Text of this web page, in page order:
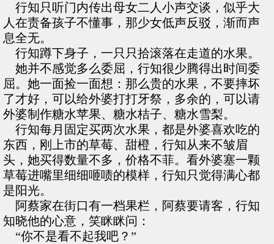
行知只听门内传出母女二人小声交谈，似乎大
人在责备孩子不懂事，那少女低声反驳，渐而声
息全无。
行知蹲下身子，一只只拾滚落在走道的水果。
她并不感觉多么委屈，行知很少腾得出时间委
屈。她一面捡一面想：那么贵的水果，不要摔坏
了才好，可以给外婆打打牙祭，多余的，可以请
外婆制作糖水苹果、糖水桔子、糖水雪梨。
行知每月固定买两次水果，都是外婆喜欢吃的
东西，刚上市的草莓、甜橙，行知从来不皱眉
头，她买得数量不多，价格不菲。看外婆塞一颗
草莓进嘴里细细咂啧的模样，行知只觉得满心都
是阳光。
阿蔡家在街口有一档果栏，阿蔡要请客，行知
知晓他的心意，笑眯眯问：
“你不是看不起我吧？”